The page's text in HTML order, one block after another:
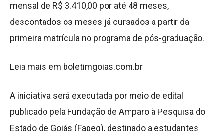
mensal de R$ 3.410,00 por até 48 meses,
descontados os meses já cursados a partir da
primeira matrícula no programa de pós-graduação.
Leia mais em boletimgoias.com.br
A iniciativa será executada por meio de edital
publicado pela Fundação de Amparo à Pesquisa do
Estado de Goiás (Fapeg), destinado a estudantes